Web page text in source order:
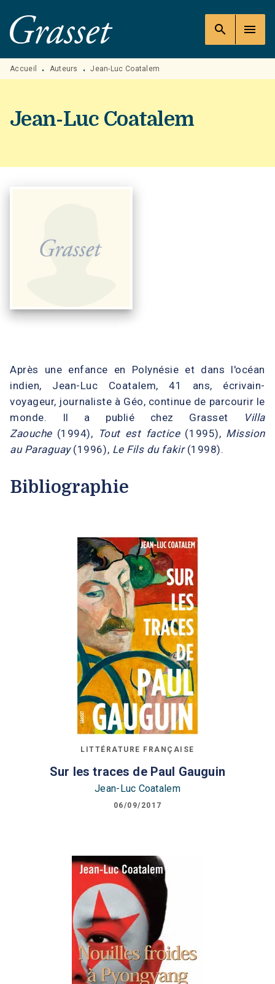
MENU RECHERCHE
PIED DE PAGE
search menu
Accueil • Auteurs • Jean-Luc Coatalem
Jean-Luc Coatalem
Après une enfance en Polynésie et dans l'océan
indien, Jean-Luc Coatalem, 41 ans, écrivain-
voyageur, journaliste à Géo, continue de parcourir le
monde. Il a publié chez Grasset
Villa
Zaouche(1994), Tout est factice(1995), Mission
au Paraguay(1996), Le Fils du fakir(1998).
Bibliographie
LITTÉRATURE FRANÇAISE
Sur les traces de Paul Gauguin
Jean-Luc Coatalem
06/09/2017